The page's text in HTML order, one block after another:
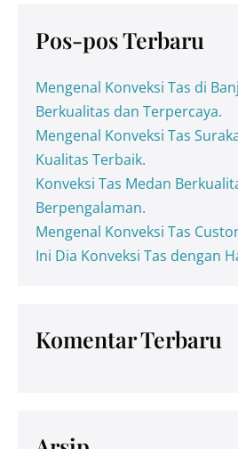
Pos-pos Terbaru
Mengenal Konveksi Tas di
Berkualitas dan Terpercaya.
Mengenal Konveksi Tas
Kualitas Terbaik.
Konveksi Tas Medan
Berpengalaman.
Mengenal Konveksi Tas
Ini Dia Konveksi Tas dengan
Komentar Terbaru